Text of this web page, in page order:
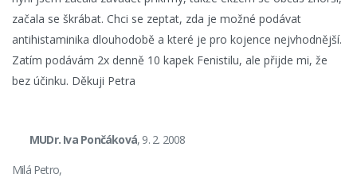
začala se škrábat. Chci se zeptat, zda je možné podávat
antihistaminika dlouhodobě a které je pro kojence nejvhodnější.
Zatím podávám 2x denně 10 kapek Fenistilu, ale přijde mi, že
bez účinku. Děkuji Petra
MUDr. Iva Pončáková, 9. 2. 2008
Milá Petro,